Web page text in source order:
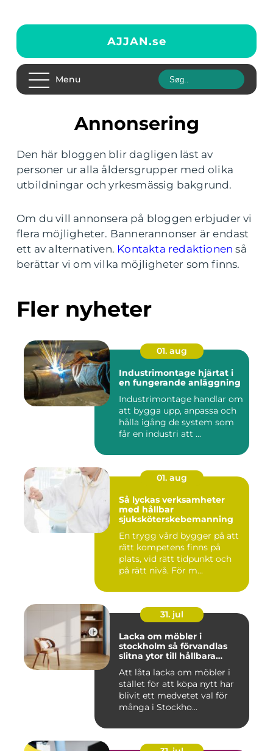
AJJAN.se
Menu
Annonsering
Den här bloggen blir dagligen läst av
personer ur alla åldersgrupper med olika
utbildningar och yrkesmässig bakgrund.
Om du vill annonsera på bloggen erbjuder vi
flera möjligheter. Bannerannonser är endast
ett av alternativen. Kontakta redaktionen så
berättar vi om vilka möjligheter som finns.
Fler nyheter
01. aug
Industrimontage hjärtat i
en fungerande anläggning
Industrimontage handlar om
att bygga upp, anpassa och
hålla igång de system som
får en industri att ...
01. aug
Så lyckas verksamheter
med hållbar
sjuksköterskebemanning
En trygg vård bygger på att
rätt kompetens finns på
plats, vid rätt tidpunkt och
på rätt nivå. För m...
31. jul
Lacka om möbler i
stockholm så förvandlas
slitna ytor till hållbara
Att låta lacka om möbler i
stället för att köpa nytt har
blivit ett medvetet val för
många i Stockho...